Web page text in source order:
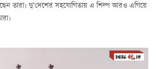
তারা। দু’দেশের সহযোগিতায় এ শিল্প আরও এগিয়ে